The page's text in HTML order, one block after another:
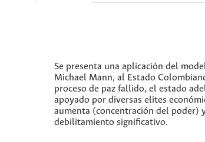
Se presenta una aplicación del
Michael Mann, al Estado
proceso de paz fallido, el estado
apoyado por diversas elites
aumenta (concentración del poder)
debilitamiento significativo.